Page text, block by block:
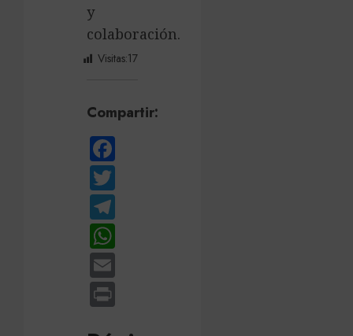
y
colaboración.
Visitas:17
Compartir: